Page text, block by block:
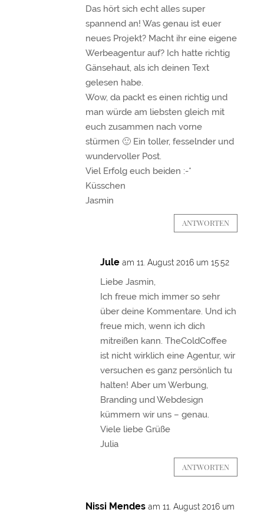
Das hört sich echt alles super
spannend an! Was genau ist euer
neues Projekt? Macht ihr eine eigene
Werbeagentur auf? Ich hatte richtig
Gänsehaut, als ich deinen Text
gelesen habe.
Wow, da packt es einen richtig und
man würde am liebsten gleich mit
euch zusammen nach vorne
stürmen 🙂 Ein toller, fesselnder und
wundervoller Post.
Viel Erfolg euch beiden :-*
Küsschen
Jasmin
ANTWORTEN
Jule am 11. August 2016 um 15:52
Liebe Jasmin,
Ich freue mich immer so sehr
über deine Kommentare. Und ich
freue mich, wenn ich dich
mitreißen kann. TheColdCoffee
ist nicht wirklich eine Agentur, wir
versuchen es ganz persönlich tu
halten! Aber um Werbung,
Branding und Webdesign
kümmern wir uns – genau.
Viele liebe Grüße
Julia
ANTWORTEN
Nissi Mendes am 11. August 2016 um